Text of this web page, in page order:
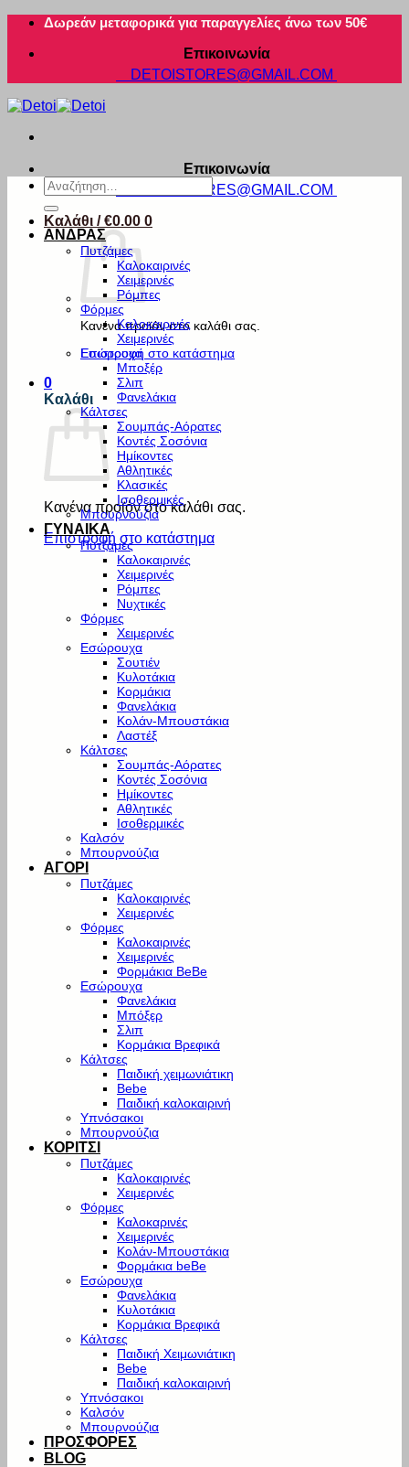
Μετάβαση
περιεχόμενο
Δωρεάν μεταφορικά για παραγγελίες άνω των 50€
Επικοινωνία
DETOISTORES@GMAIL.COM
Επικοινωνία
DETOISTORES@GMAIL.COM
Καλάθι /€0.00 0
Κανένα προϊόν στο καλάθι σας.
Επιστροφή στο κατάστημα
0
Καλάθι
Κανένα προϊόν στο καλάθι σας.
Επιστροφή στο κατάστημα
Αναζήτηση
για:
ΑΝΔΡΑΣ
Πυτζάμες
Καλοκαιρινές
Χειμερινές
Ρόμπες
Φόρμες
Καλοκαιρινές
Χειμερινές
Εσώρουχα
Μποξέρ
Σλιπ
Φανελάκια
Κάλτσες
Σουμπάς-Αόρατες
Κοντές Σοσόνια
Ημίκοντες
Αθλητικές
Κλασικές
Ισοθερμικές
Μπουρνούζια
ΓΥΝΑΙΚΑ
Πυτζάμες
Καλοκαιρινές
Χειμερινές
Ρόμπες
Νυχτικές
Φόρμες
Χειμερινές
Εσώρουχα
Σουτιέν
Κυλοτάκια
Κορμάκια
Φανελάκια
Κολάν-Μπουστάκια
Λαστέξ
Κάλτσες
Σουμπάς-Αόρατες
Κοντές Σοσόνια
Ημίκοντες
Αθλητικές
Ισοθερμικές
Καλσόν
Μπουρνούζια
ΑΓΟΡΙ
Πυτζάμες
Καλοκαιρινές
Χειμερινές
Φόρμες
Καλοκαιρινές
Χειμερινές
Φορμάκια BeBe
Εσώρουχα
Φανελάκια
Μπόξερ
Σλιπ
Κορμάκια Βρεφικά
Κάλτσες
Παιδική χειμωνιάτικη
Bebe
Παιδική καλοκαιρινή
Υπνόσακοι
Μπουρνούζια
ΚΟΡΙΤΣΙ
Πυτζάμες
Καλοκαιρινές
Χειμερινές
Φόρμες
Καλοκαρινές
Χειμερινές
Κολάν-Μπουστάκια
Φορμάκια beBe
Εσώρουχα
Φανελάκια
Κυλοτάκια
Κορμάκια Βρεφικά
Κάλτσες
Παιδική Χειμωνιάτικη
Bebe
Παιδική καλοκαιρινή
Υπνόσακοι
Καλσόν
Μπουρνούζια
ΠΡΟΣΦΟΡΕΣ
BLOG